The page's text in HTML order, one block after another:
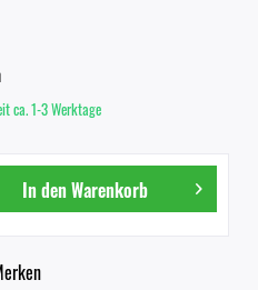
ca. 1-3 Werktage
In denWarenkorb